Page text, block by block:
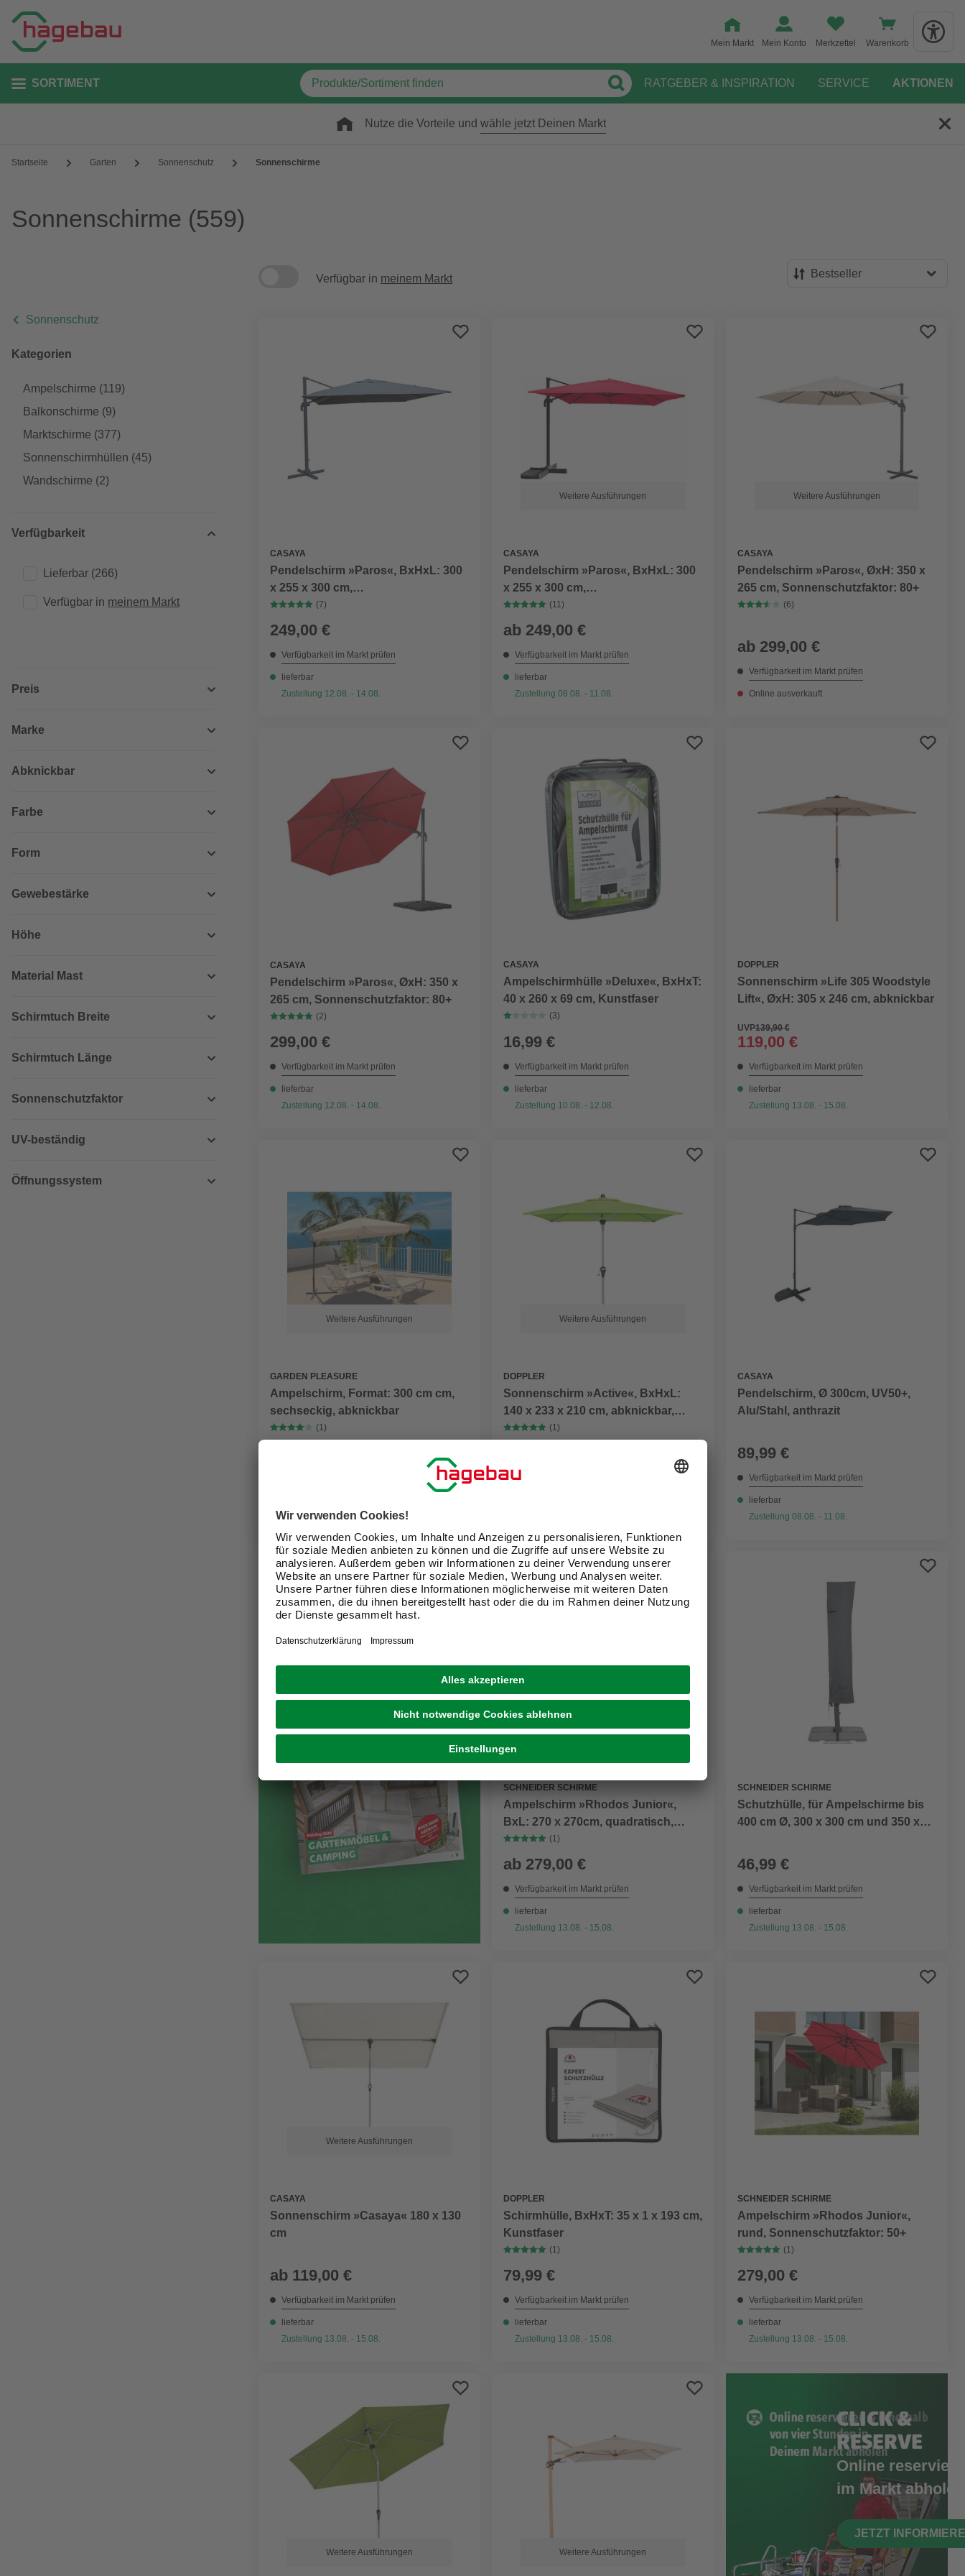
Mein Markt Mein Konto Merkzettel Warenkorb
SORTIMENT RATGEBER & INSPIRATION SERVICE AKTIONEN
Nutze die Vorteile und wähle jetzt Deinen Markt
Startseite Garten Sonnenschutz Sonnenschirme
Sonnenschirme (559)
Sonnenschutz
Kategorien
Ampelschirme (119)
Balkonschirme (9)
Marktschirme (377)
Sonnenschirmhüllen (45)
Wandschirme (2)
Verfügbarkeit
Lieferbar (266)
Verfügbar in meinem Markt
Preis
Marke
Abknickbar
Farbe
Form
Gewebestärke
Höhe
Material Mast
Schirmtuch Breite
Schirmtuch Länge
Sonnenschutzfaktor
UV-beständig
Öffnungssystem
Verfügbar in meinem Markt Bestseller
CASAYA
Pendelschirm »Paros«, BxHxL: 300
x 255 x 300 cm,
Sonnenschutzfaktor: 80+
(7)
249,00 €
Verfügbarkeit im Markt prüfen
lieferbar
Zustellung 12.08. - 14.08.
Weitere Ausführungen
CASAYA
Pendelschirm »Paros«, BxHxL: 300
x 255 x 300 cm,
Sonnenschutzfaktor: 80+
(11)
ab 249,00 €
Verfügbarkeit im Markt prüfen
lieferbar
Zustellung 08.08. - 11.08.
Weitere Ausführungen
CASAYA
Pendelschirm »Paros«, ØxH: 350 x
265 cm, Sonnenschutzfaktor: 80+
(6)
ab 299,00 €
Verfügbarkeit im Markt prüfen
Online ausverkauft
CASAYA
Pendelschirm »Paros«, ØxH: 350 x
265 cm, Sonnenschutzfaktor: 80+
(2)
299,00 €
Verfügbarkeit im Markt prüfen
lieferbar
Zustellung 12.08. - 14.08.
CASAYA
Ampelschirmhülle »Deluxe«, BxHxT:
40 x 260 x 69 cm, Kunstfaser
(3)
16,99 €
Verfügbarkeit im Markt prüfen
lieferbar
Zustellung 10.08. - 12.08.
DOPPLER
Sonnenschirm »Life 305 Woodstyle
Lift«, ØxH: 305 x 246 cm, abknickbar
UVP139,90 €
119,00 €
Verfügbarkeit im Markt prüfen
lieferbar
Zustellung 13.08. - 15.08.
Weitere Ausführungen
GARDEN PLEASURE
Ampelschirm, Format: 300 cm cm,
sechseckig, abknickbar
(1)
Zustellung 11.08. - 13.08.
Weitere Ausführungen
DOPPLER
Sonnenschirm »Active«, BxHxL:
140 x 233 x 210 cm, abknickbar,
Sonnenschutzfaktor: 50+
(1)
Verfügbarkeit im Markt prüfen
CASAYA
Pendelschirm, Ø 300cm, UV50+,
Alu/Stahl, anthrazit
89,99 €
Verfügbarkeit im Markt prüfen
lieferbar
Zustellung 08.08. - 11.08.
GARTENMÖBEL
& CAMPING
Digital und voller
Inspiration
Weitere Ausführungen
SCHNEIDER SCHIRME
Ampelschirm »Rhodos Junior«,
BxL: 270 x 270cm, quadratisch,
Sonnenschutzfaktor: 50+
(1)
ab 279,00 €
Verfügbarkeit im Markt prüfen
lieferbar
Zustellung 13.08. - 15.08.
SCHNEIDER SCHIRME
Schutzhülle, für Ampelschirme bis
400 cm Ø, 300 x 300 cm und 350 x
46,99 €
Verfügbarkeit im Markt prüfen
lieferbar
Zustellung 13.08. - 15.08.
Weitere Ausführungen
CASAYA
Sonnenschirm »Casaya« 180 x 130
cm
ab 119,00 €
Verfügbarkeit im Markt prüfen
lieferbar
Zustellung 13.08. - 15.08.
DOPPLER
Schirmhülle, BxHxT: 35 x 1 x 193 cm,
Kunstfaser
(1)
79,99 €
Verfügbarkeit im Markt prüfen
lieferbar
Zustellung 13.08. - 15.08.
SCHNEIDER SCHIRME
Ampelschirm »Rhodos Junior«,
rund, Sonnenschutzfaktor: 50+
(1)
279,00 €
Verfügbarkeit im Markt prüfen
lieferbar
Zustellung 13.08. - 15.08.
Weitere Ausführungen Weitere Ausführungen
CLICK &
RESERVE
Online
im Markt abholen
JETZT